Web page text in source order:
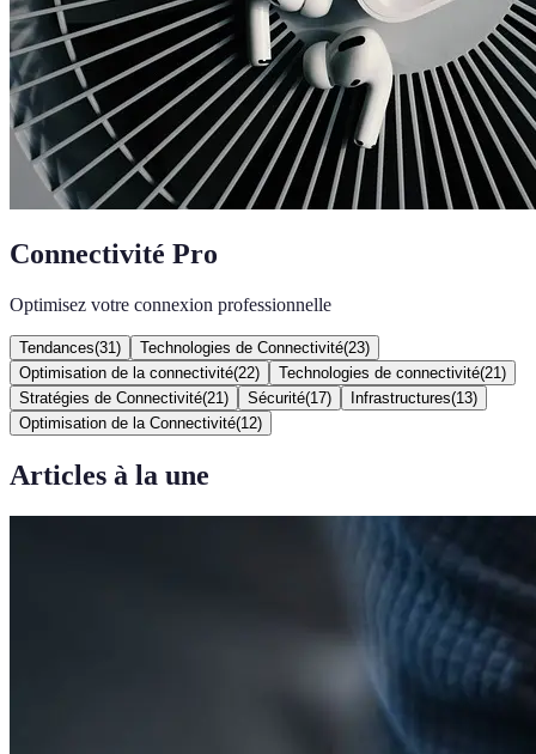
Connectivité Pro
Optimisez votre connexion professionnelle
Tendances(31 ) Technologies de Connectivité(23)
Optimisation de la connectivité(22) Technologies de connectivité(21 )
Stratégies de Connectivité(21 ) Sécurité(17) Infrastructures(13)
Optimisation de la Connectivité(12)
Articles à la une